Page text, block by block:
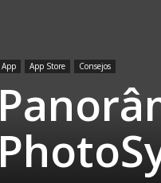
App App Store Consejos